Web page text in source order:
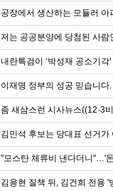
공장에서 생산하는 모듈러 아
저는 공공분양에 당첨된 사람
내란특검이 ‘박성재 공소기각
이재명 정부의 성공 믿습니다.
좀 새삼스런 시사뉴스((12·3
김민석 후보는 당대표 선거
"모스탄 체류비 낸다더니"…'
김용현 질책 뒤, 김건희 전용 '